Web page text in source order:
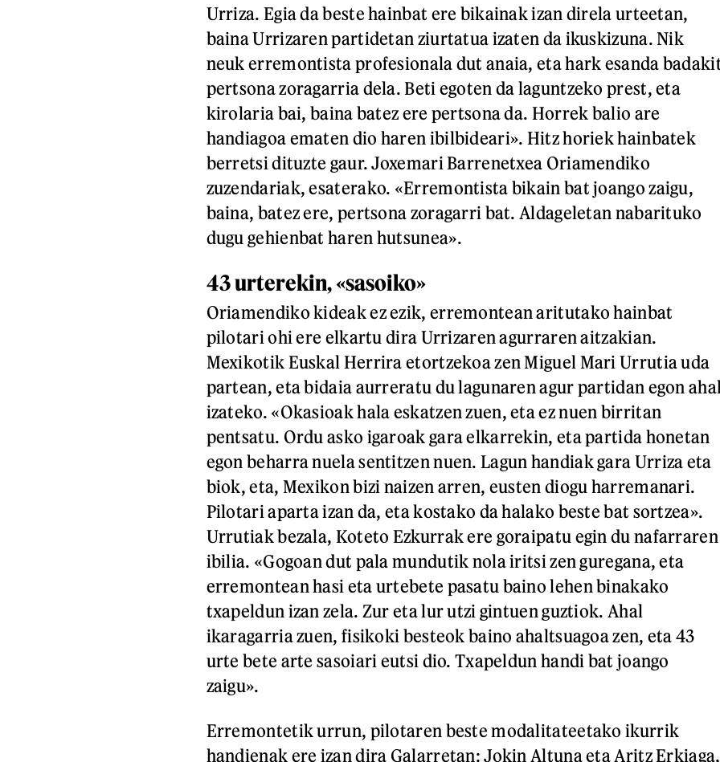
Urriza. Egia da beste hainbat ere bikainak izan direla urteetan,
baina Urrizaren partidetan ziurtatua izaten da ikuskizuna. Nik
neuk erremontista profesionala dut anaia, eta hark esanda
pertsona zoragarria dela. Beti egoten da laguntzeko prest, eta
kirolaria bai, baina batez ere pertsona da. Horrek balio are
handiagoa ematen dio haren ibilbideari». Hitz horiek hainbatek
berretsi dituzte gaur. Joxemari Barrenetxea Oriamendiko
zuzendariak, esaterako. «Erremontista bikain bat joango zaigu,
baina, batez ere, pertsona zoragarri bat. Aldageletan nabarituko
dugu gehienbat haren hutsunea».
43 urterekin, «sasoiko»
Oriamendiko kideak ez ezik, erremontean aritutako hainbat
pilotari ohi ere elkartu dira Urrizaren agurraren aitzakian.
Mexikotik Euskal Herrira etortzekoa zen Miguel Mari Urrutia uda
partean, eta bidaia aurreratu du lagunaren agur partidan egon
izateko. «Okasioak hala eskatzen zuen, eta ez nuen birritan
pentsatu. Ordu asko igaroak gara elkarrekin, eta partida honetan
egon beharra nuela sentitzen nuen. Lagun handiak gara Urriza eta
biok, eta, Mexikon bizi naizen arren, eusten diogu harremanari.
Pilotari aparta izan da, eta kostako da halako beste bat sortzea».
Urrutiak bezala, Koteto Ezkurrak ere goraipatu egin du nafarraren
ibilia. «Gogoan dut pala mundutik nola iritsi zen guregana, eta
erremontean hasi eta urtebete pasatu baino lehen binakako
txapeldun izan zela. Zur eta lur utzi gintuen guztiok. Ahal
ikaragarria zuen, fisikoki besteok baino ahaltsuagoa zen, eta 43
urte bete arte sasoiari eutsi dio. Txapeldun handi bat joango
zaigu».
Erremontetik urrun, pilotaren beste modalitateetako ikurrik
handienak ere izan dira Galarretan: Jokin Altuna eta Aritz Erkiaga,